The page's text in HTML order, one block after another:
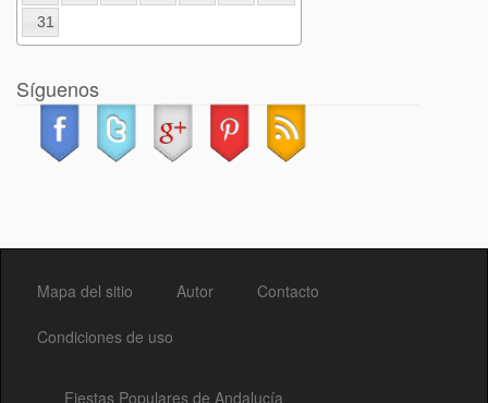
31
Síguenos
Mapa del sitio Autor Contacto
Condiciones de uso
Fiestas Populares de Andalucía